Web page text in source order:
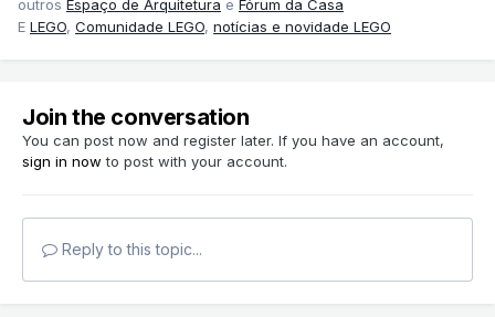
outros Espaço de Arquitetura e Fórum da Casa
E LEGO, Comunidade LEGO, notícias e novidade LEGO
Join the conversation
You can post now and register later. If you have an account,
sign in now to post with your account.
Reply to this topic...